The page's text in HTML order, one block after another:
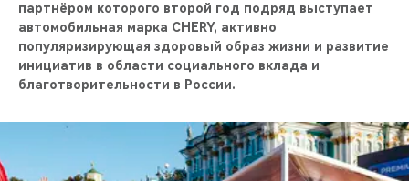
СЕДАНЫ
НОВИНКИ
CHERY CONNECT
ЛЮДИ CHERY
БЛАГОТВОРИТЕЛЬНОСТЬ
CHERY REMOTE
CHERY И СПОРТ
партнёром которого второй год подряд выступает
автомобильная марка CHERY, активно
популяризирующая здоровый образ жизни и развитие
инициатив в области социального вклада и
благотворительности в России.